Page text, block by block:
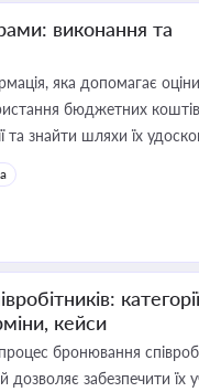
виконання та
яка допомагає
бюджетних
та знайти шляхи їх
кейси
бронювання
дозволяє забезпечити їх